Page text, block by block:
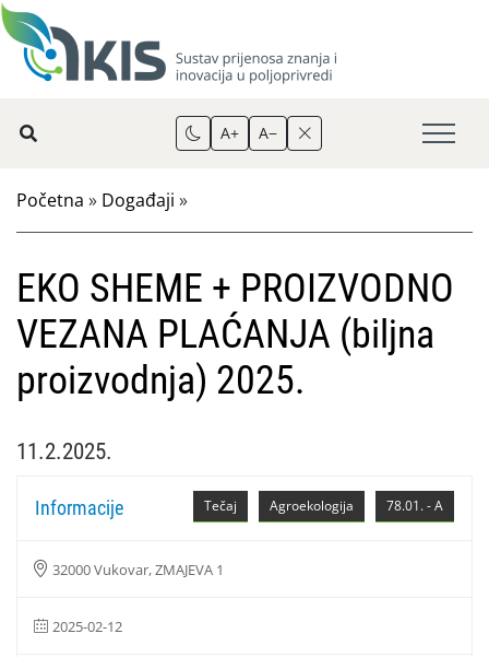
A+ A−
Početna » Događaji »
EKO SHEME + PROIZVODNO
VEZANA PLAĆANJA (biljna
proizvodnja) 2025.
11.2.2025.
78.01. - A
Agroekologija
Tečaj
Informacije
32000 Vukovar, ZMAJEVA 1
2025-02-12